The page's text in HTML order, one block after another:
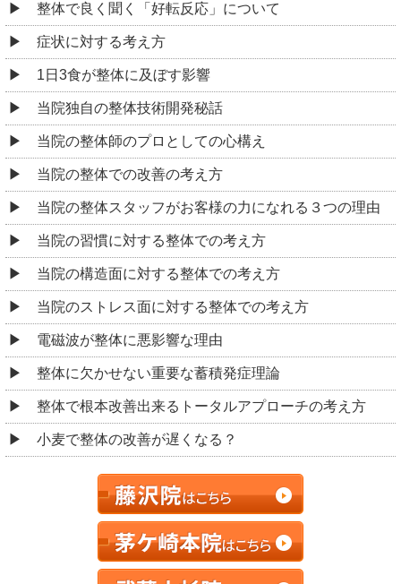
整体で良く聞く「好転反応」について
症状に対する考え方
1日3食が整体に及ぼす影響
当院独自の整体技術開発秘話
当院の整体師のプロとしての心構え
当院の整体での改善の考え方
当院の整体スタッフがお客様の力になれる３つの理由
当院の習慣に対する整体での考え方
当院の構造面に対する整体での考え方
当院のストレス面に対する整体での考え方
電磁波が整体に悪影響な理由
整体に欠かせない重要な蓄積発症理論
整体で根本改善出来るトータルアプローチの考え方
小麦で整体の改善が遅くなる？